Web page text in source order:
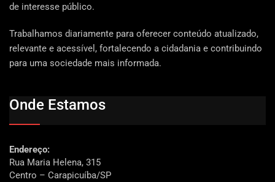
de interesse público.
Trabalhamos diariamente para oferecer conteúdo atualizado,
relevante e acessível, fortalecendo a cidadania e contribuindo
para uma sociedade mais informada.
Onde Estamos
Endereço:
Rua Maria Helena, 315
Centro – Carapicuíba/SP